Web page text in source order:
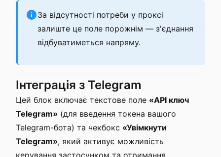
За відсутності потреби у проксі
залиште це поле порожнім — з'єднання
відбуватиметься напряму.
Інтеграція з Telegram
Цей блок включає текстове поле «API ключ
Telegram» (для введення токена вашого
Telegram-бота) та чекбокс «Увімкнути
Telegram», який активує можливість
керування застосунком та отримання